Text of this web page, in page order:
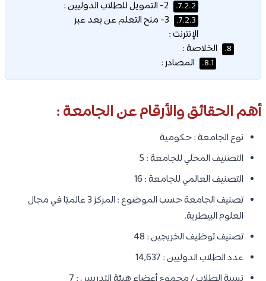
7.2.2.
7.2.3.
3- منح التعلم عن بعد عبر
الإنترنت :
8. الخلاصة :
8.1. المصادر :
أهم الحقائق والأرقام عن الجامعة :
نوع الجامعة : حكومية
التصنيف المحلي للجامعة : 5
التصنيف العالمي للجامعة : 16
تصنيف الجامعة حسب الموضوع : المركز 3 عالميًا في مجال
العلوم البيطرية.
تصنيف توظيف الخريجين : 48
عدد الطلاب الدوليين : 14,637